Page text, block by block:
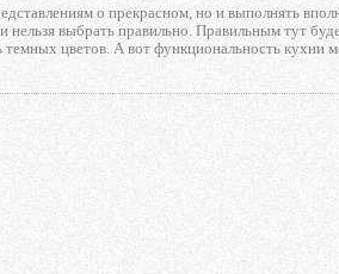
о прекрасном, но и выполнять
выбрать правильно. Правильным тут
темных цветов. А вот функциональность кухни